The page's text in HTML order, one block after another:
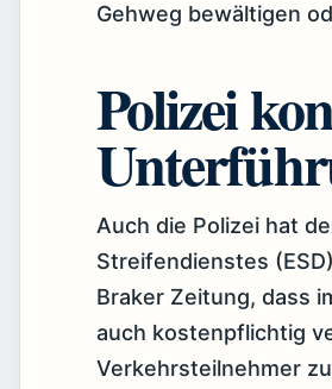
Gehweg bewältigen
Polizei
Auch die Polizei hat
Streifendienstes
Braker Zeitung, dass
auch kostenpflichtig
Verkehrsteilnehmer